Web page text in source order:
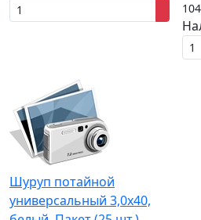
Шуруп потайной
универсальный 3,0x40,